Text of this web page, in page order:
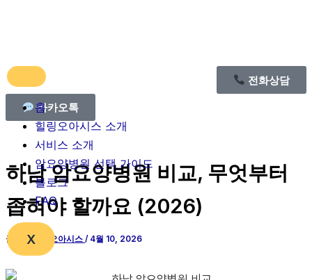
로
건
뛰
홈
힐링오아시스 소개
서비스 소개
암요양병원 선택 가이드
블로그
FAQ
X
전화상담
카카오톡
하남 암요양병원 비교, 무엇부터
좁혀야 할까요 (2026)
글쓴이힐링오아시스 / 4월 10, 2026